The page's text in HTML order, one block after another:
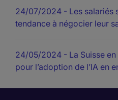
24/07/2024 - Les salariés
tendance à négocier leur
24/05/2024 - La Suisse
pour l’adoption de l’IA en